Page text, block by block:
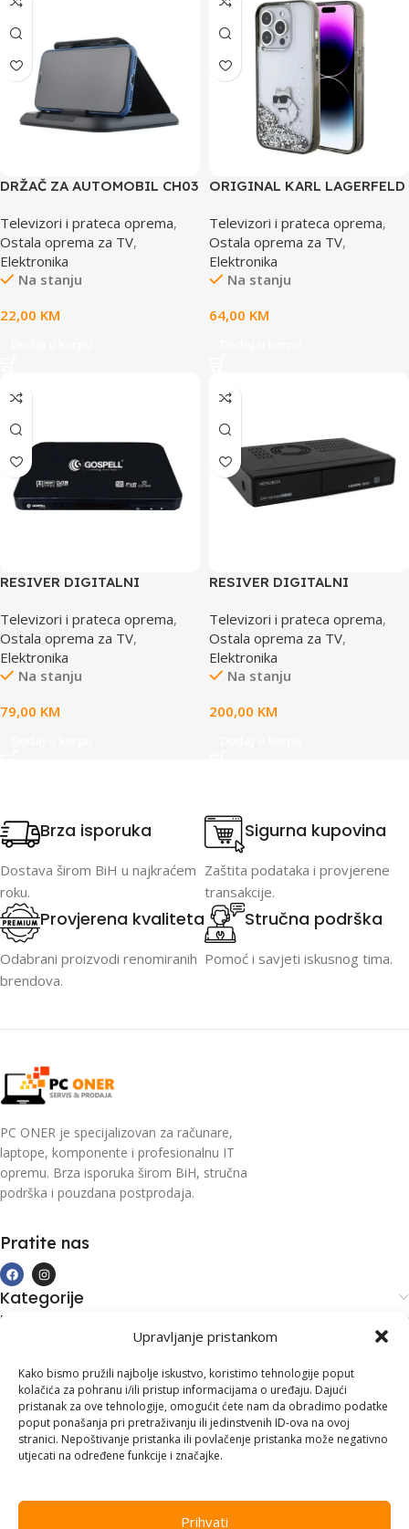
Upravljanje pristankom
Kako bismo pružili najbolje iskustvo, koristimo tehnologije poput
kolačića za pohranu i/ili pristup informacijama o uređaju. Dajući
pristanak za ove tehnologije, omogućit ćete nam da obradimo podatke
poput ponašanja pri pretraživanju ili jedinstvenih ID-ova na ovoj
stranici. Nepoštivanje pristanka ili povlačenje pristanka može negativno
utjecati na određene funkcije i značajke.
Prihvati
DRŽAČ ZA AUTOMOBIL CH03
Televizori i prateca oprema,
Ostala oprema za TV,
Elektronika
Na stanju
22,00 KM
ORIGINAL KARL LAGERFELD
CHOUPETTE
KLHCP15LLKCNSK ZA
IPHONE 15 PRO
TRANSPARENT
Televizori i prateca oprema,
Ostala oprema za TV,
Elektronika
Na stanju
64,00 KM
RESIVER DIGITALNI
Televizori i prateca oprema,
Ostala oprema za TV,
Elektronika
Na stanju
79,00 KM
RESIVER DIGITALNI
Televizori i prateca oprema,
Ostala oprema za TV,
Elektronika
Na stanju
200,00 KM
Brza isporuka
Dostava širom BiH u najkraćem
roku.
Sigurna kupovina
Zaštita podataka i provjerene
transakcije.
Provjerena kvaliteta
Odabrani proizvodi renomiranih
brendova.
Stručna podrška
Pomoć i savjeti iskusnog tima.
PC ONER je specijalizovan za računare,
laptope, komponente i profesionalnu IT
opremu. Brza isporuka širom BiH, stručna
podrška i pouzdana postprodaja.
Pratite nas
Kategorije
Kupovina i podrška
Kontakt informacije
Branilaca Bosne, 75 300 Lukavac
+387 35 555 999
info@pconer.ba